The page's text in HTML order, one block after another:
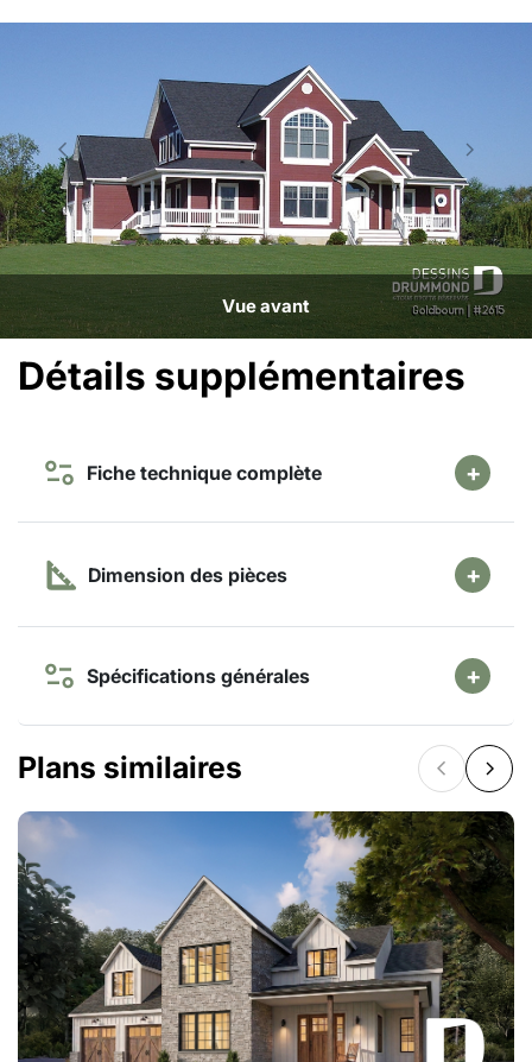
Vue avant
Détails supplémentaires
Fiche technique complète
Dimension des pièces
Spécifications générales
Plans similaires